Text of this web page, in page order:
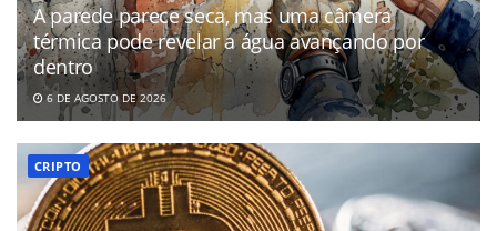
A parede parece seca, mas uma câmera
térmica pode revelar a água avançando por
dentro
6 DE AGOSTO DE 2026
CRIPTO